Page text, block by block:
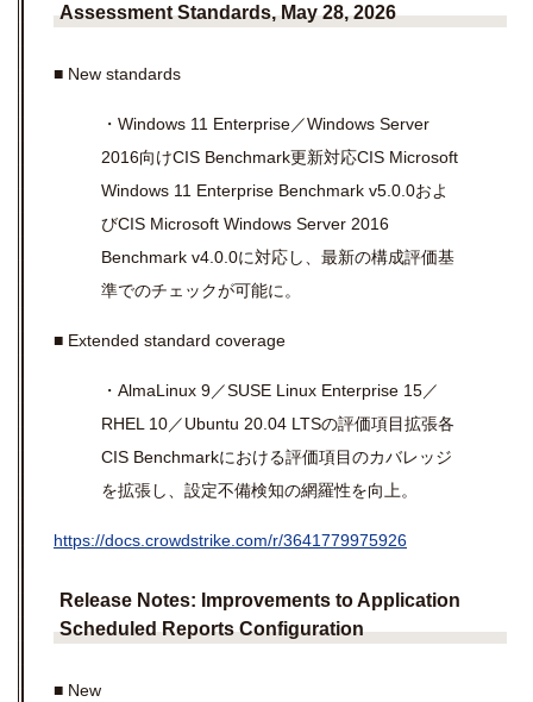
Assessment Standards, May 28, 2026
■ New standards
・Windows 11 Enterprise／Windows Server
2016向けCIS Benchmark更新対応CIS Microsoft
Windows 11 Enterprise Benchmark v5.0.0およ
びCIS Microsoft Windows Server 2016
Benchmark v4.0.0に対応し、最新の構成評価基
準でのチェックが可能に。
■ Extended standard coverage
・AlmaLinux 9／SUSE Linux Enterprise 15／
RHEL 10／Ubuntu 20.04 LTSの評価項目拡張各
CIS Benchmarkにおける評価項目のカバレッジ
を拡張し、設定不備検知の網羅性を向上。
https://docs.crowdstrike.com/r/3641779975926
Release Notes: Improvements to Application
Scheduled Reports Configuration
■ New